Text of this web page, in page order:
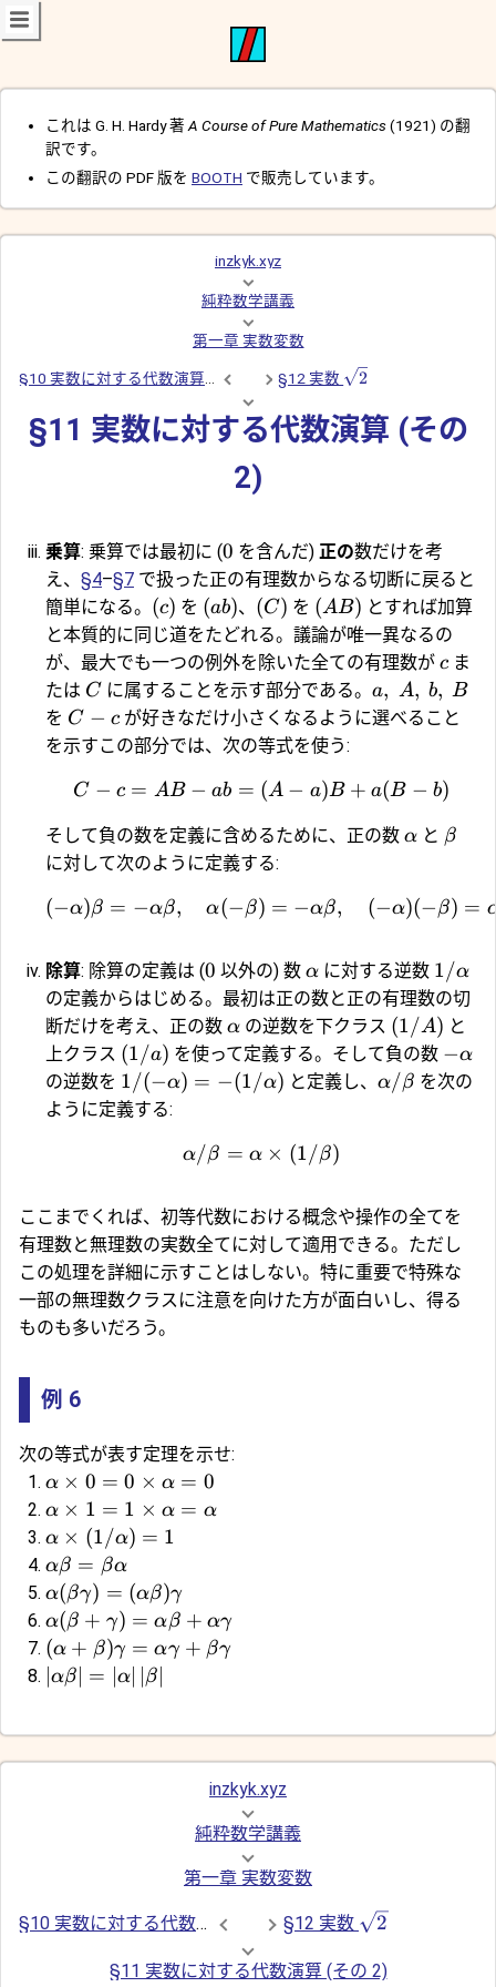
これは G. H. Hardy 著 A Course of Pure Mathematics(1921) の翻
訳です。
この翻訳の PDF 版を BOOTH で販売しています。
inzkyk.xyz
純粋数学講義
第一章 実数変数
§12 実数 2
§11 実数に対する代数演算 (その
2)
乗算: 乗算では最初に (0 を含んだ) 正の数だけを考
え、 §4–§7 で扱った正の有理数からなる切断に戻ると
簡単になる。 (c) を (ab)、 (C) を (AB) とすれば加算
と本質的に同じ道をたどれる。議論が唯一異なるの
が、最大でも一つの例外を除いた全ての有理数が c ま
たは C に属することを示す部分である。a, A, b, B
を C − cが好きなだけ小さくなるように選べること
を示すこの部分では、次の等式を使う:
C − c = AB − ab = (A − a)B + a(B − b)
そして負の数を定義に含めるために、正の数 α と β
に対して次のように定義する:
(−α)β = −αβ, α(−β) = −αβ, (−α)(−β) =
除算: 除算の定義は (0 以外の) 数 α に対する逆数 1/α
の定義からはじめる。最初は正の数と正の有理数の切
断だけを考え、正の数 α の逆数を下クラス (1/A) と
上クラス (1/a) を使って定義する。そして負の数 −α
の逆数を 1/(−α) = −(1/α) と定義し、 α/β を次の
ように定義する:
α/β = α × (1/β)
ここまでくれば、初等代数における概念や操作の全てを
有理数と無理数の実数全てに対して適用できる。ただし
この処理を詳細に示すことはしない。特に重要で特殊な
一部の無理数クラスに注意を向けた方が面白いし、得る
ものも多いだろう。
例 6
次の等式が表す定理を示せ:
α × 0 = 0 × α = 0
α × 1 = 1 × α = α
α × (1/α) = 1
αβ = βα
α(βγ) = (αβ)γ
α(β + γ) = αβ + αγ
(α + β)γ = αγ + βγ
αβ = α∣ β
inzkyk.xyz
純粋数学講義
第一章 実数変数
§10 実数に対する代数演算 (その 1) §12 実数 2
§11 実数に対する代数演算 (その 2)